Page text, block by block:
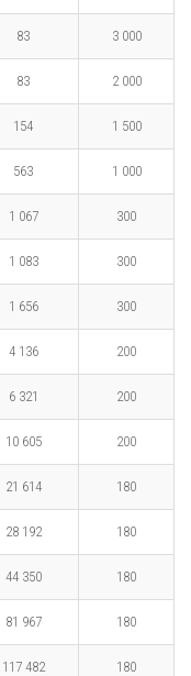
83 3 000
83 2 000
154 1 500
563 1 000
1 067 300
1 083 300
1 656 300
4 136 200
6 321 200
10 605 200
21 614 180
28 192 180
44 350 180
81 967 180
117 482 180